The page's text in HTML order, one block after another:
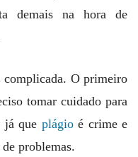
demais na hora de
complicada. O primeiro
tomar cuidado para
já que plágioé crime e
problemas.